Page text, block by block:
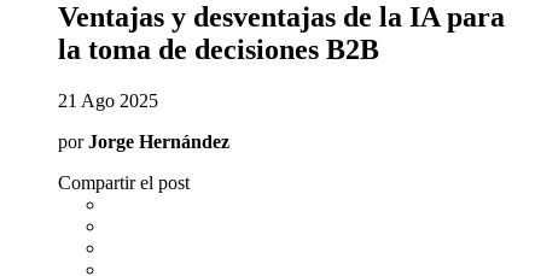
Ventajas y desventajas de la IA para
la toma de decisiones B2B
21 Ago 2025
porJorge Hernández
Compartir el post